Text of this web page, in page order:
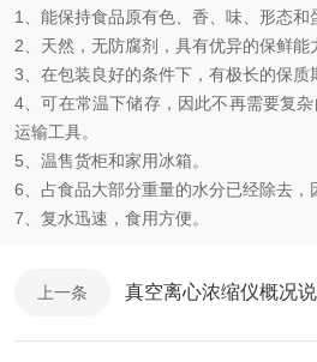
1、能保持食品原有色、香、味、形态和
2、天然，无防腐剂，具有优异的保鲜能
3、在包装良好的条件下，有极长的保质
4、可在常温下储存，因此不再需要复
运输工具。
5、温售货柜和家用冰箱。
6、占食品大部分重量的水分已经除去，
7、复水迅速，食用方便。
上一条 真空离心浓缩仪概况